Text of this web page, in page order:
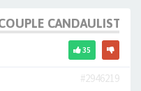
CANDAULISTE
35
#2946219